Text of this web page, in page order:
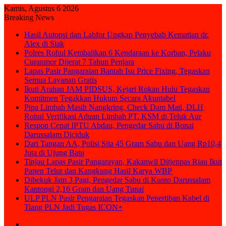
Kamis, Agustus 6 2026
Breaking News
Hasil Autopsi dan Labfor Ungkap Penyebab Kematian dr.
Alex di Siak
Polres Rohul Kembalikan 6 Kendaraan ke Korban, Pelaku
Curanmor Dijerat 7 Tahun Penjara
Lapas Pasir Pangaraian Bantah Isu Price Fixing, Tegaskan
Semua Layanan Gratis
Ikuti Arahan JAM PIDSUS, Kejari Rokan Hulu Tegaskan
Komitmen Tegakkan Hukum Secara Akuntabel
Pipa Limbah Masih Nangkring, Check Dam Mati, DLH
Rohul Verifikasi Aduan Limbah PT. KSM di Teluk Aur
Respon Cepat IPTU Abdau, Pengedar Sabu di Bonai
Darussalam Diciduk
Dari Tangan AA, Polisi Sita 45 Gram Sabu dan Uang Rp10,4
Juta di Ujung Batu
Tinjau Lapas Pasir Pangarayan, Kakanwil Ditjenpas Riau Ikut
Panen Telur dan Kangkung Hasil Karya WBP
Dibekuk Jam 3 Pagi, Pengedar Sabu di Kunto Darussalam
Kantongi 2,16 Gram dan Uang Tunai
ULP PLN Pasir Pengaraian Tegaskan Penertiban Kabel di
Tiang PLN Jadi Tugas ICON+